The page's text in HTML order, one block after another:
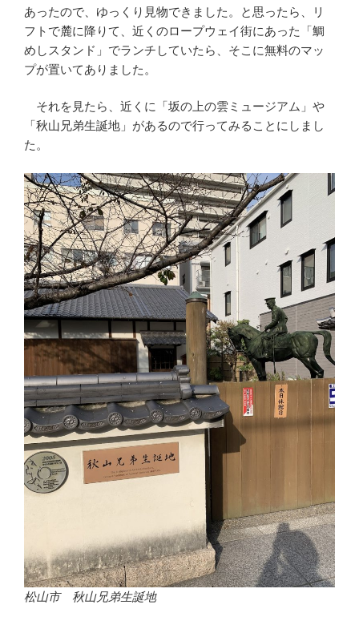
あったので、ゆっくり見物できました。と思ったら、リ
フトで麓に降りて、近くのロープウェイ街にあった「鯛
めしスタンド」でランチしていたら、そこに無料のマッ
プが置いてありました。
それを見たら、近くに「坂の上の雲ミュージアム」や
「秋山兄弟生誕地」があるので行ってみることにしまし
た。
松山市 秋山兄弟生誕地